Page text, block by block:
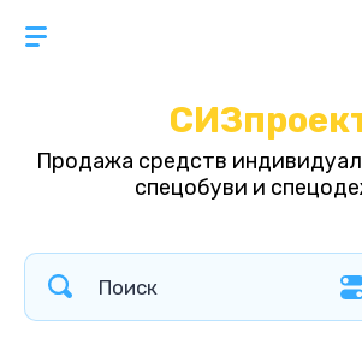
Продажа средств
спецобуви и